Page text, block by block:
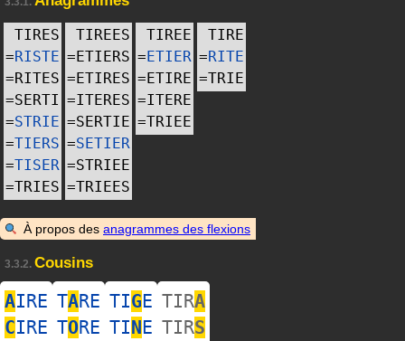
TIRES
=RISTE
=RITES
=SERTI
=STRIE
=TIERS
=TISER
=TRIES
TIREES
=ETIERS
=ETIRES
=ITERES
=SERTIE
=SETIER
=STRIEE
=TRIEES
TIREE
=ETIER
=ETIRE
=ITERE
=TRIEE
TIRE
=RITE
=TRIE
À propos des anagrammes des flexions
3.3.2. Cousins
AIRE
CIRE
TARE
TORE
TIGE
TINE
TIRA
TIRS